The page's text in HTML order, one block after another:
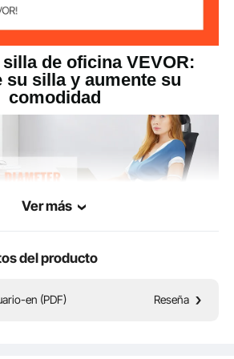
4 in/100 mm
de oficina VEVOR:
su silla y aumente su
comodidad
Ver más
del producto
en (PDF) Reseña